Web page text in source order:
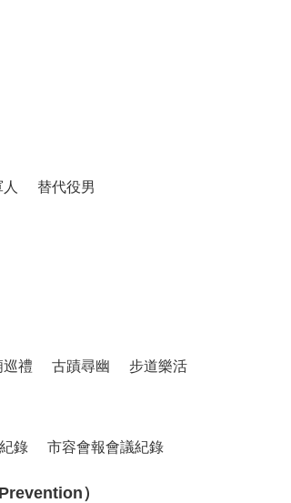
替代役男
巡禮 古蹟尋幽 步道樂活
錄 市容會報會議紀錄
）